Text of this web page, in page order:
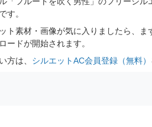
す。
ト素材・画像が気に入りましたら、ま
ードが開始されます。
方は、 シルエットAC会員登録（無料）